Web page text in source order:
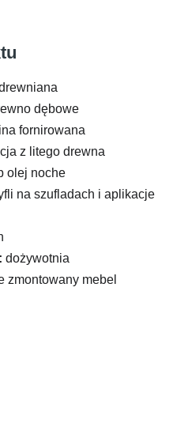
dębowe
fornirowana
z litego drewna
olej noche
na szufladach i aplikacje
dożywotnia
zmontowany mebel